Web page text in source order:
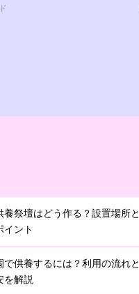
養祭壇はどう作る？設置場所と
イント
で供養するには？利用の流れと
を解説